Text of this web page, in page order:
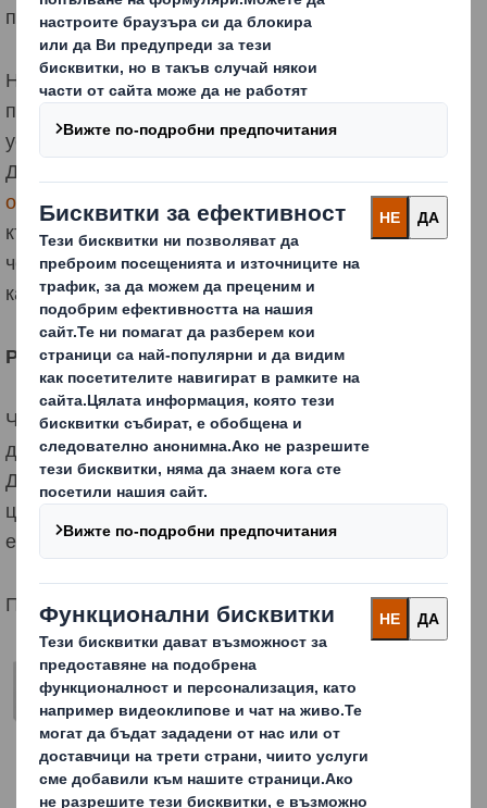
подход на сътрудничество с тях.
На първо място извършихме одит на
производствената линия на клиента, за да
установим къде могат да се направят спестявания.
Ди Ес Смит се фокусира върху дисплейната им
опаковка
за водеща собствена марка бебешки
кърпички. Експертите ни в опаковането забелязаха,
че залепените опаковки с цяло дъно и много здрав
капак могат да бъдат оптимизирани.
РЕШЕНИЕ:
Чрез скъсяване на една от клапите за залепване на
дъното и премахване на две от страните на капака,
Ди Ес Смит успя да постигне 30% спестявания по
цялата верига на доставки с 10% по-малко вредни
емисии и 18% по-малко вложени суровини.
Предишна версия с по-дълги клапи на дъното: